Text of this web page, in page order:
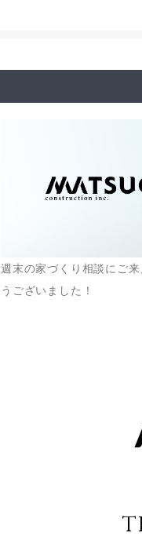
週末の家づくり相談にご来
うございました！